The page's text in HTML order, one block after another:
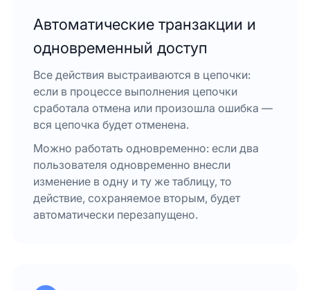
Автоматические транзакции и
одновременный доступ
Все действия выстраиваются в цепочки:
если в процессе выполнения цепочки
сработала отмена или произошла ошибка —
вся цепочка будет отменена.
Можно работать одновременно: если два
пользователя одновременно внесли
изменение в одну и ту же таблицу, то
действие, сохраняемое вторым, будет
автоматически перезапущено.